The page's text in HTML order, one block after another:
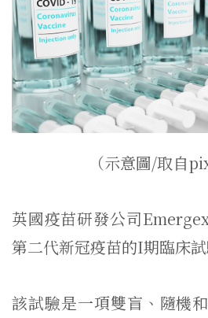
（示意圖/取自
英國疫苗研發公司
第二代新冠疫苗的I期臨床試
該試驗是一項雙盲、隨機